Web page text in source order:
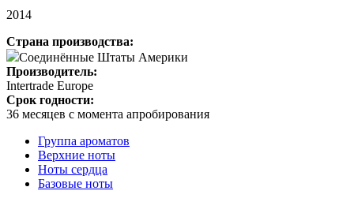
2014
Страна производства:
Соединённые Штаты Америки
Производитель:
Intertrade Europe
Срок годности:
36 месяцев с момента апробирования
Группа ароматов
Верхние ноты
Ноты сердца
Базовые ноты